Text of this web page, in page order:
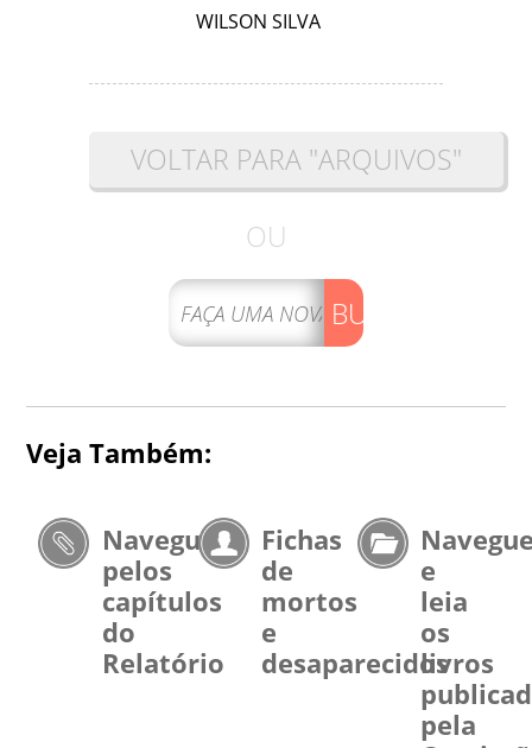
WILSON SILVA
VOLTAR PARA "ARQUIVOS"
OU
BUSCAR
Veja Também:
Navegue
pelos
capítulos
do
Relatório
Fichas
de
mortos
e
desaparecidos
e
leia
os
livros
pela